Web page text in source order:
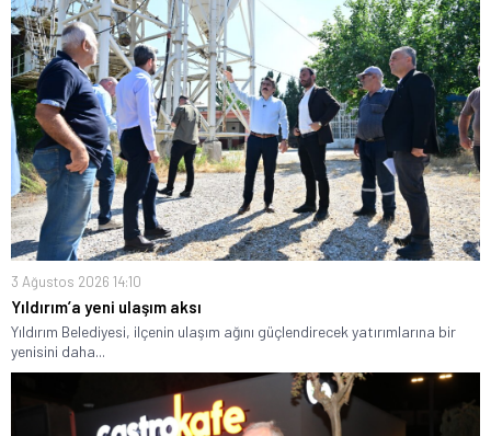
3 Ağustos 2026 14:10
Yıldırım’a yeni ulaşım aksı
Yıldırım Belediyesi, ilçenin ulaşım ağını güçlendirecek yatırımlarına bir
yenisini daha...